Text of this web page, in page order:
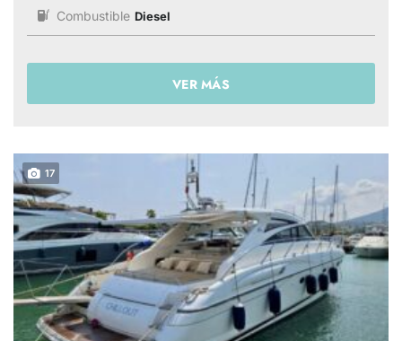
Combustible Diesel
VER MÁS
17